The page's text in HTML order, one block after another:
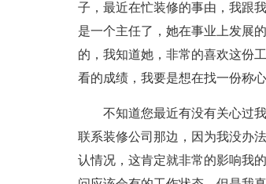
子，最近在忙装修的事由，我跟
是一个主任了，她在事业上发展
的，我知道她，非常的喜欢这份
看的成绩，我要是想在找一份称
不知道您最近有没有关心过
联系装修公司那边，因为我没办
认情况，这肯定就非常的影响我